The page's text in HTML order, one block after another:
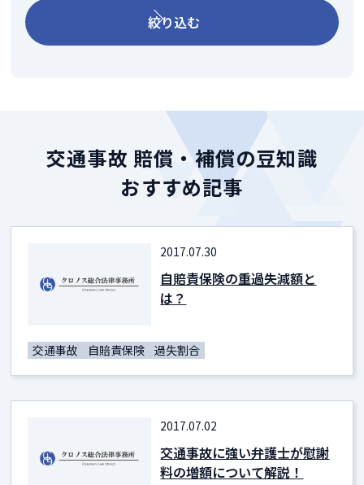
絞り込む
交通事故 賠償・補償の豆知識
おすすめ記事
2017.07.30
自賠責保険の重過失減額と
は？
交通事故 自賠責保険 過失割合
2017.07.02
交通事故に強い弁護士が慰謝
料の増額について解説！